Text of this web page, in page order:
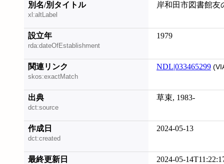
別名/別タイトル
xl:altLabel
岸和田市図書館友
設立年
rda:dateOfEstablishment
1979
関連リンク
skos:exactMatch
NDL|033465299
出典
dct:source
草束, 1983-
作成日
dct:created
2024-05-13
最終更新日 2024-05-